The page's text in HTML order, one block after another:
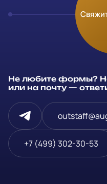
Технологии и
Услуги
Отрасли
Блог и новости
Не любите формы?
или на почту —
+7 (499) 302-30-53
Оставьте
Заполните и отправьте
течение рабочего дня
Компания
Телефон*